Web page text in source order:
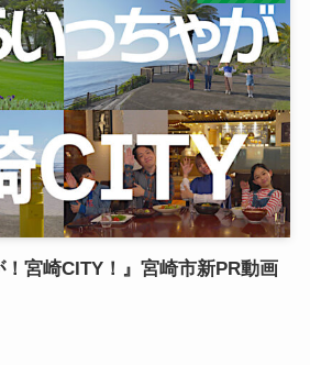
！宮崎CITY！』宮崎市新PR動画